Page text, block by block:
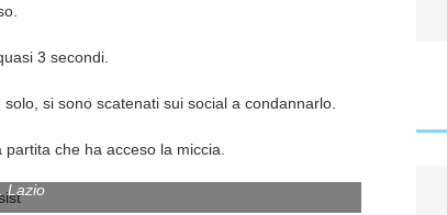
3 secondi.
si sono scatenati sui social a condannarlo.
che ha acceso la miccia.
Lazio